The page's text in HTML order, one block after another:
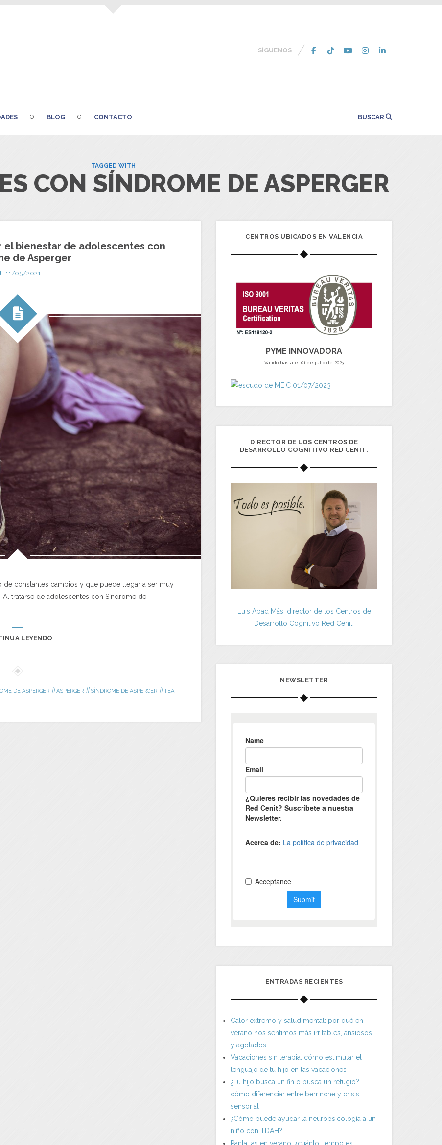
SÍGUENOS
BLOG CONTACTO BUSCAR
TAGGED WITH
CON SÍNDROME DE ASPERGER
el bienestar de adolescentes con
de Asperger
11/05/2021
de constantes cambios y que puede llegar a ser muy
tratarse de adolescentes con Síndrome de…
LEYENDO
DE ASPERGER #ASPERGER #SÍNDROME DE ASPERGER #TEA
CENTROS UBICADOS EN VALENCIA
PYME INNOVADORA
Válido hasta el 01 de julio de 2023
DIRECTOR DE LOS CENTROS DE
DESARROLLO COGNITIVO RED CENIT.
Luis Abad Más, director de los Centros de
Desarrollo Cognitivo Red Cenit.
NEWSLETTER
ENTRADAS RECIENTES
Calor extremo y salud mental: por qué en
verano nos sentimos más irritables, ansiosos
y agotados
Vacaciones sin terapia: cómo estimular el
lenguaje de tu hijo en las vacaciones
¿Tu hijo busca un fin o busca un refugio?:
cómo diferenciar entre berrinche y crisis
sensorial
¿Cómo puede ayudar la neuropsicología a un
niño con TDAH?
Pantallas en verano: ¿cuánto tiempo es